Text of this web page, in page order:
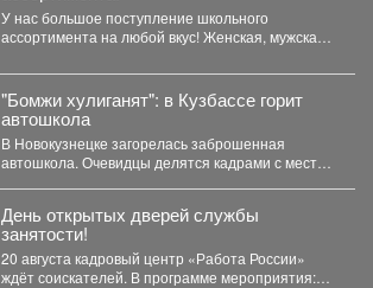
У нас большое поступление школьного
ассортимента на любой вкус! Женская, мужская и
"Бомжи хулиганят": в Кузбассе горит
автошкола
В Новокузнецке загорелась заброшенная
автошкола. Очевидцы делятся кадрами с места
День открытых дверей службы
занятости!
20 августа кадровый центр «Работа России»
ждёт соискателей. В программе мероприятия: